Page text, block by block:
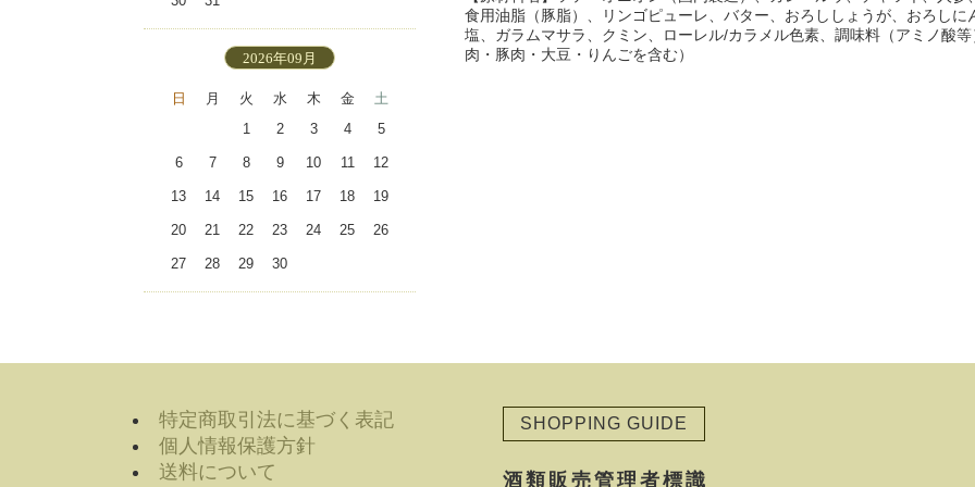
食用油脂（豚脂）、リンゴピューレ、バター、おろししょうが、おろし
塩、ガラムマサラ、クミン、ローレル/カラメル色素、調味料（アミノ酸
肉・豚肉・大豆・りんごを含む）
2026年09月
日 月 火 水 木 金
土
1
2 3 4 5
6 7 8 9 10 11 12
13 14 15 16 17 18 19
20 21 22 23 24 25 26
27 28 29 30
SHOPPING GUIDE
酒類販売管理者標識
特定商取引法に基づく表記
個人情報保護方針
送料について